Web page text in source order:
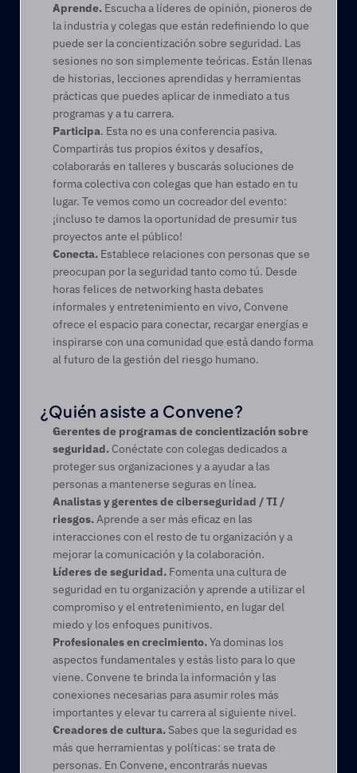
Aprende. Escucha a líderes de opinión, pioneros de
la industria y colegas que están redefiniendo lo que
puede ser la concientización sobre seguridad. Las
sesiones no son simplemente teóricas. Están llenas
de historias, lecciones aprendidas y herramientas
prácticas que puedes aplicar de inmediato a tus
programas y a tu carrera.
Participa. Esta no es una conferencia pasiva.
Compartirás tus propios éxitos y desafíos,
colaborarás en talleres y buscarás soluciones de
forma colectiva con colegas que han estado en tu
lugar. Te vemos como un cocreador del evento:
¡incluso te damos la oportunidad de presumir tus
proyectos ante el público!
Conecta. Establece relaciones con personas que se
preocupan por la seguridad tanto como tú. Desde
horas felices de networking hasta debates
informales y entretenimiento en vivo, Convene
ofrece el espacio para conectar, recargar energías e
inspirarse con una comunidad que está dando forma
al futuro de la gestión del riesgo humano.
¿Quién asiste a Convene?
Gerentes de programas de concientización sobre
seguridad. Conéctate con colegas dedicados a
proteger sus organizaciones y a ayudar a las
personas a mantenerse seguras en línea.
Analistas y gerentes de ciberseguridad / TI /
riesgos. Aprende a ser más eficaz en las
interacciones con el resto de tu organización y a
mejorar la comunicación y la colaboración.
Líderes de seguridad. Fomenta una cultura de
seguridad en tu organización y aprende a utilizar el
compromiso y el entretenimiento, en lugar del
miedo y los enfoques punitivos.
Profesionales en crecimiento. Ya dominas los
aspectos fundamentales y estás listo para lo que
viene. Convene te brinda la información y las
conexiones necesarias para asumir roles más
importantes y elevar tu carrera al siguiente nivel.
Creadores de cultura. Sabes que la seguridad es
más que herramientas y políticas: se trata de
personas. En Convene, encontrarás nuevas